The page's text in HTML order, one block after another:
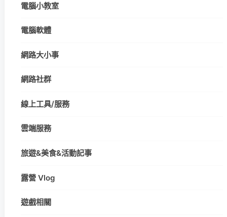
電腦小教室
電腦軟體
網路大小事
網路社群
線上工具/服務
雲端服務
旅遊&美食&活動記事
露營 Vlog
遊戲相關